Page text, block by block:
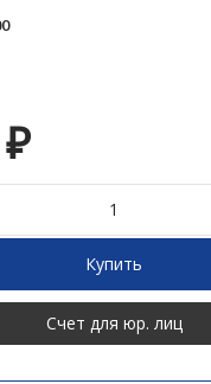
₽
Купить
Счет для юр. лиц